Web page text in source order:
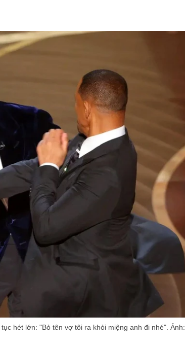
hét lớn: "Bỏ tên vợ tôi ra khỏi miệng anh đi nhé". Ảnh: